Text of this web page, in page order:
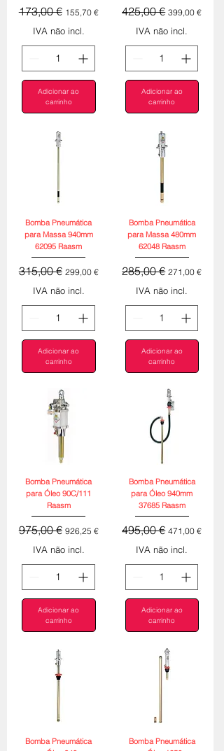
Preço normal
173,00 € Preço promocional
155,70 €
IVA não incl.
Adicionar ao
carrinho
Preço normal
425,00 € Preço
399,00 €
IVA não incl.
Adicionar ao
carrinho
Bomba Pneumática
para Massa 940mm
62095 Raasm
Preço normal
315,00 € Preço promocional
299,00 €
IVA não incl.
Adicionar ao
carrinho
Bomba Pneumática
para Massa 480mm
62048 Raasm
Preço normal
285,00 € Preço
271,00 €
IVA não incl.
Adicionar ao
carrinho
Bomba Pneumática
para Óleo 90C/111
Raasm
Preço normal
975,00 € Preço promocional
926,25 €
IVA não incl.
Adicionar ao
carrinho
Bomba Pneumática
para Óleo 940mm
37685 Raasm
Preço normal
495,00 € Preço
471,00 €
IVA não incl.
Adicionar ao
carrinho
Bomba Pneumática
Bomba Pneumática